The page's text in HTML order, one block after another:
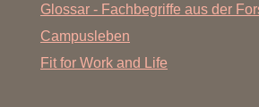
Glossar - Fachbegriffe aus der
Campusleben
Fit for Work and Life